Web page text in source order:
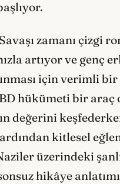
zamanı çizgi
artıyor ve genç
için verimli
hükümeti bir araç
değerini
kitlesel
üzerindeki
hikâye